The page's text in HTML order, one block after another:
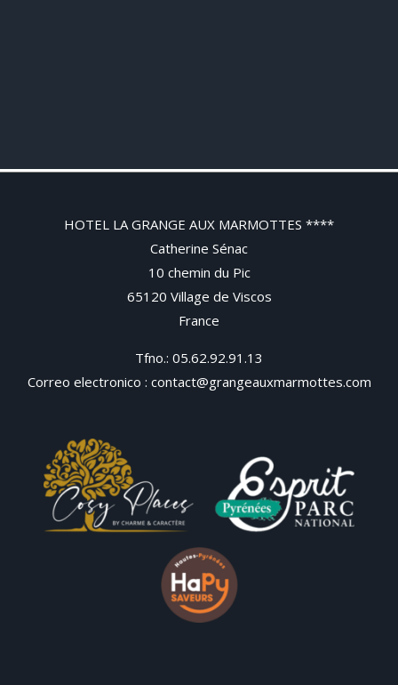
HOTEL LA GRANGE AUX MARMOTTES ****
Catherine Sénac
10 chemin du Pic
65120 Village de Viscos
France
Tfno.: 05.62.92.91.13
Correo electronico : contact@grangeauxmarmottes.com